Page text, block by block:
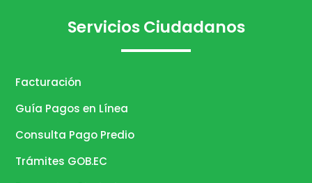
Servicios Ciudadanos
Facturación
Guía Pagos en Línea
Consulta Pago Predio
Trámites GOB.EC